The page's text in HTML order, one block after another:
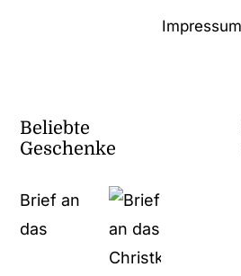
Impressum
Beliebte
Geschenke
Brief an
das